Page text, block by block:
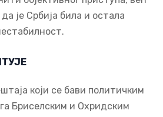
је Србија била и остала
који се бави политичким
Бриселским и Охридским